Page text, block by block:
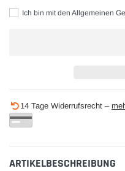
Ich bin mit den Allgemeinen
wird
zum
hinzugefügt
14 Tage Widerrufsrecht –
ARTIKELBESCHREIBUNG